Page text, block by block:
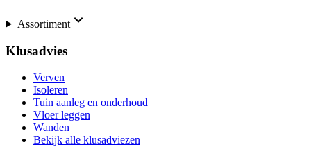
Assortiment
Klusadvies
Verven
Isoleren
Tuin aanleg en onderhoud
Vloer leggen
Wanden
Bekijk alle klusadviezen